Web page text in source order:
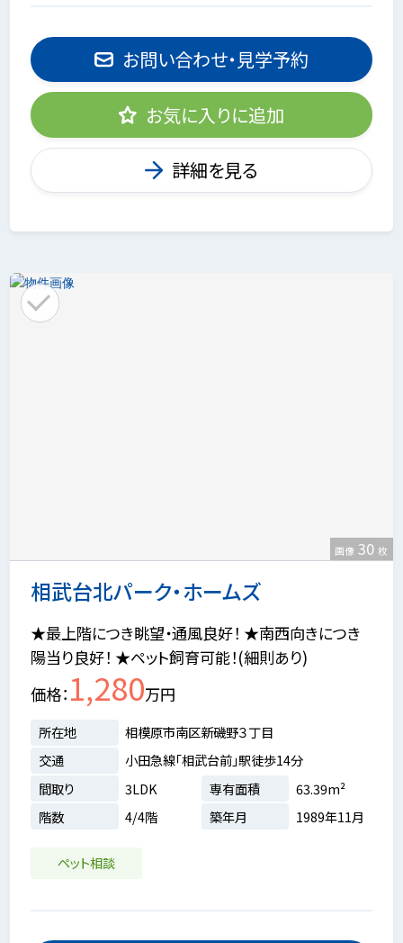
お問い合わせ・見学予約
お気に入りに追加
詳細を見る
相武台北パーク・ホームズ
画像 30 枚
★最上階につき眺望・通風良好！ ★南西向きにつき
陽当り良好！ ★ペット飼育可能！(細則あり)
価格 1,280万円
所在地
相模原市南区新磯野３丁目
交通
小田急線「相武台前」駅徒歩14分
間取り
3LDK 専有面積
63.39m²
階数
4/4階 築年月 1989年11月
ペット相談